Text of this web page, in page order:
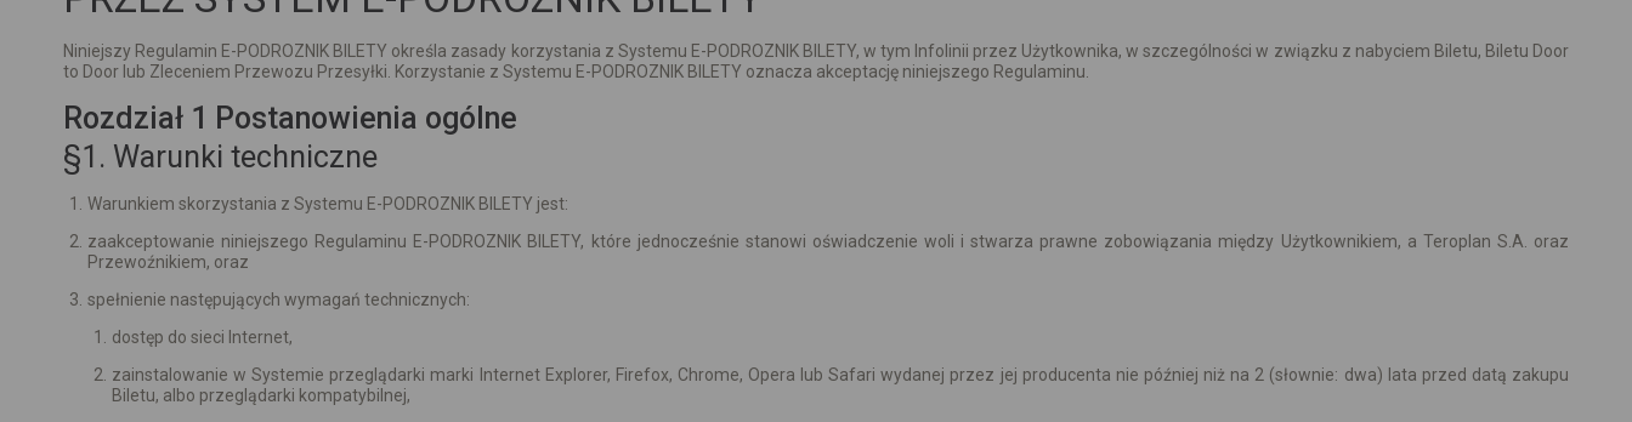
-
Niniejszy Regulamin E-PODROZNIK BILETY określa zasady korzystania z Systemu E-PODROZNIK BILETY, w tym Infolinii przez Użytkownika, w szczególności w związku z nabyciem Biletu, Biletu Door
to Door lub Zleceniem Przewozu Przesyłki. Korzystanie z Systemu E-PODROZNIK BILETY oznacza akceptację niniejszego Regulaminu.
Rozdział 1 Postanowienia ogólne
§1. Warunki techniczne
Warunkiem skorzystania z Systemu E-PODROZNIK BILETY jest:
zaakceptowanie niniejszego Regulaminu E-PODROZNIK BILETY, które jednocześnie stanowi oświadczenie woli i stwarza prawne zobowiązania między Użytkownikiem, a Teroplan S.A. oraz
Przewoźnikiem, oraz
spełnienie następujących wymagań technicznych:
dostęp do sieci Internet,
zainstalowanie w Systemie przeglądarki marki Internet Explorer, Firefox, Chrome, Opera lub Safari wydanej przez jej producenta nie później niż na 2 (słownie: dwa) lata przed datą zakupu
Biletu, albo przeglądarki kompatybilnej,